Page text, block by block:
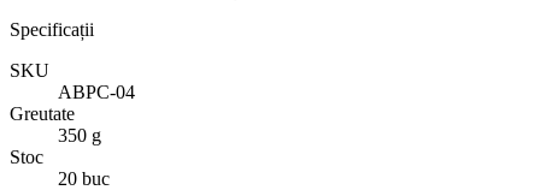
Specificații
SKU
ABPC-04
Greutate
350 g
Stoc
20 buc